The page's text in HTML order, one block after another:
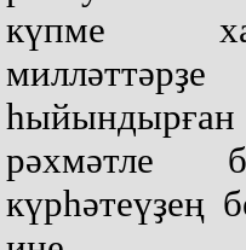
күпме
рәхмәтле
күрһәтеүҙең